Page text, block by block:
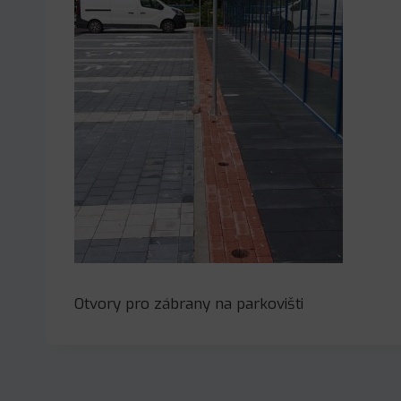
Otvory pro zábrany na parkovišti